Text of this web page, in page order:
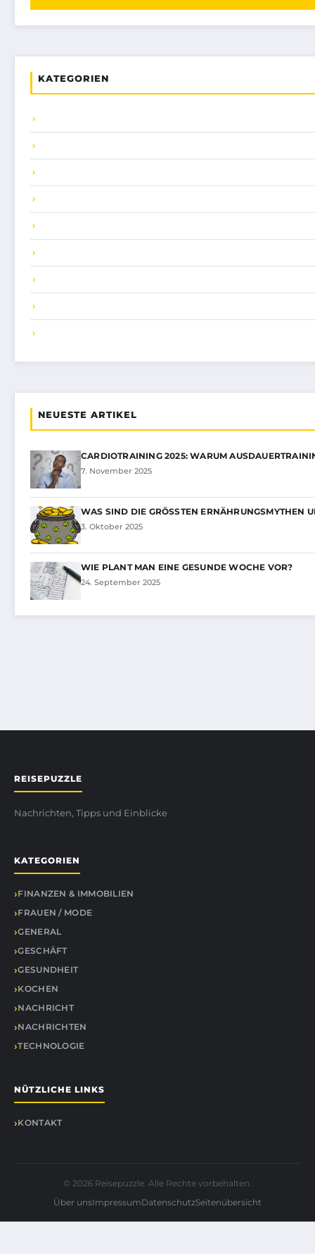
KATEGORIEN
NEUESTE ARTIKEL
CARDIOTRAINING 2025: WARUM
7. November 2025
WAS SIND DIE GRÖSSTEN ERNÄHRUNGSMYTHEN
3. Oktober 2025
WIE PLANT MAN EINE GESUNDE WOCHE VOR?
24. September 2025
REISEPUZZLE
Nachrichten, Tipps und Einblicke
KATEGORIEN
FINANZEN & IMMOBILIEN
FRAUEN / MODE
GENERAL
GESCHÄFT
GESUNDHEIT
KOCHEN
NACHRICHT
NACHRICHTEN
TECHNOLOGIE
NÜTZLICHE LINKS
KONTAKT
© 2026 Reisepuzzle. Alle Rechte vorbehalten.
Über unsImpressumDatenschutzSeitenübersicht